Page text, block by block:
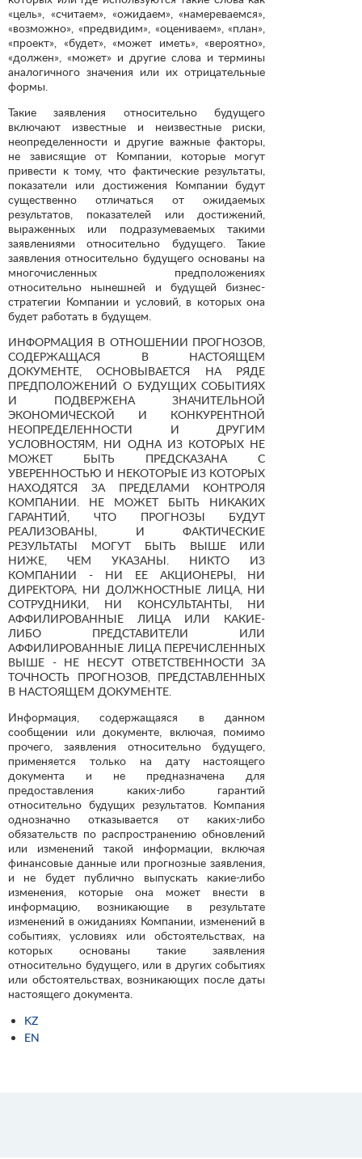
«цель», «считаем», «ожидаем», «намереваемся»,
«возможно», «предвидим», «оцениваем», «план»,
«проект», «будет», «может иметь», «вероятно»,
«должен», «может» и другие слова и термины
аналогичного значения или их отрицательные
формы.
Такие заявления относительно будущего
включают известные и неизвестные риски,
неопределенности и другие важные факторы,
не зависящие от Компании, которые могут
привести к тому, что фактические результаты,
показатели или достижения Компании будут
существенно отличаться от ожидаемых
результатов, показателей или достижений,
выраженных или подразумеваемых такими
заявлениями относительно будущего. Такие
заявления относительно будущего основаны на
многочисленных предположениях
относительно нынешней и будущей бизнес-
стратегии Компании и условий, в которых она
будет работать в будущем.
ИНФОРМАЦИЯ В ОТНОШЕНИИ ПРОГНОЗОВ,
СОДЕРЖАЩАСЯ В НАСТОЯЩЕМ
ДОКУМЕНТЕ, ОСНОВЫВАЕТСЯ НА РЯДЕ
ПРЕДПОЛОЖЕНИЙ О БУДУЩИХ СОБЫТИЯХ
И ПОДВЕРЖЕНА ЗНАЧИТЕЛЬНОЙ
ЭКОНОМИЧЕСКОЙ И КОНКУРЕНТНОЙ
НЕОПРЕДЕЛЕННОСТИ И ДРУГИМ
УСЛОВНОСТЯМ, НИ ОДНА ИЗ КОТОРЫХ НЕ
МОЖЕТ БЫТЬ ПРЕДСКАЗАНА С
УВЕРЕННОСТЬЮ И НЕКОТОРЫЕ ИЗ КОТОРЫХ
НАХОДЯТСЯ ЗА ПРЕДЕЛАМИ КОНТРОЛЯ
КОМПАНИИ. НЕ МОЖЕТ БЫТЬ НИКАКИХ
ГАРАНТИЙ, ЧТО ПРОГНОЗЫ БУДУТ
РЕАЛИЗОВАНЫ, И ФАКТИЧЕСКИЕ
РЕЗУЛЬТАТЫ МОГУТ БЫТЬ ВЫШЕ ИЛИ
НИЖЕ, ЧЕМ УКАЗАНЫ. НИКТО ИЗ
КОМПАНИИ - НИ ЕЕ АКЦИОНЕРЫ, НИ
ДИРЕКТОРА, НИ ДОЛЖНОСТНЫЕ ЛИЦА, НИ
СОТРУДНИКИ, НИ КОНСУЛЬТАНТЫ, НИ
АФФИЛИРОВАННЫЕ ЛИЦА ИЛИ КАКИЕ-
ЛИБО ПРЕДСТАВИТЕЛИ ИЛИ
АФФИЛИРОВАННЫЕ ЛИЦА ПЕРЕЧИСЛЕННЫХ
ВЫШЕ - НЕ НЕСУТ ОТВЕТСТВЕННОСТИ ЗА
ТОЧНОСТЬ ПРОГНОЗОВ, ПРЕДСТАВЛЕННЫХ
В НАСТОЯЩЕМ ДОКУМЕНТЕ.
Информация, содержащаяся в данном
сообщении или документе, включая, помимо
прочего, заявления относительно будущего,
применяется только на дату настоящего
документа и не предназначена для
предоставления каких-либо гарантий
относительно будущих результатов. Компания
однозначно отказывается от каких-либо
обязательств по распространению обновлений
или изменений такой информации, включая
финансовые данные или прогнозные заявления,
и не будет публично выпускать какие-либо
изменения, которые она может внести в
информацию, возникающие в результате
изменений в ожиданиях Компании, изменений в
событиях, условиях или обстоятельствах, на
которых основаны такие заявления
относительно будущего, или в других событиях
или обстоятельствах, возникающих после даты
настоящего документа.
KZ
EN